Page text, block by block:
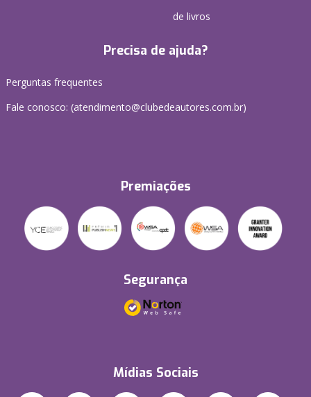
de livros
Precisa de ajuda?
Perguntas frequentes
Fale conosco: (atendimento@clubedeautores.com.br)
Premiações
Segurança
Mídias Sociais